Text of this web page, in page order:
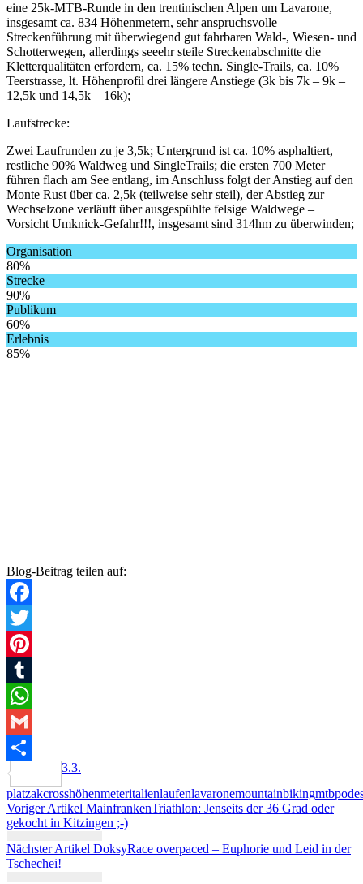
eine 25k-MTB-Runde in den trentinischen Alpen um Lavarone,
insgesamt ca. 834 Höhenmetern, sehr anspruchsvolle
Streckenführung mit überwiegend gut fahrbaren Wald-, Wiesen- und
Schotterwegen, allerdings seeehr steile Streckenabschnitte die
Kletterqualitäten erfordern, ca. 15% techn. Single-Trails, ca. 10%
Teerstrasse, lt. Höhenprofil drei längere Anstiege (3k bis 7k – 9k –
12,5k und 14,5k – 16k);
Laufstrecke:
Zwei Laufrunden zu je 3,5k; Untergrund ist ca. 10% asphaltiert,
restliche 90% Waldweg und SingleTrails; die ersten 700 Meter
führen flach am See entlang, im Anschluss folgt der Anstieg auf den
Monte Rust über ca. 2,5k (teilweise sehr steil), der Abstieg zur
Wechselzone verläuft über ausgespühlte felsige Waldwege –
Vorsicht Umknick-Gefahr!!!, insgesamt sind 314hm zu überwinden;
Organisation
80%
Strecke
90%
Publikum
60%
Erlebnis
85%
Blog-Beitrag teilen auf:
Facebook
Twitter
Pinterest
Tumblr
WhatsApp
Gmail
Teilen
3.3.
platzakcrosshöhenmeteritalienlaufenlavaronemountainbikingmtb
Beitragsnavigation
Voriger Artikel MainfrankenTriathlon: Jenseits der 36 Grad oder
gekocht in Kitzingen ;-)
Nächster Artikel DoksyRace overpaced – Euphorie und Leid in der
Tschechei!